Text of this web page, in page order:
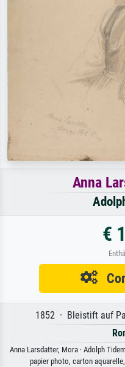
Anna
€
1852 · Bleistift auf
Anna Larsdatter, Mora · Adolph
papier photo, carton